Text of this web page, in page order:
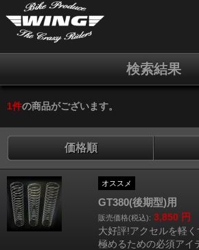
検索結果
1件の商品がございます。
価格順
オススメ
GT380(後期型)用
販売価格(税込): 3,850 円
大好評!アクセルを軽
極めるための必須アイ